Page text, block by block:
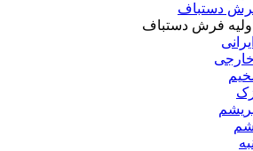
فرش دستباف
فرش دستباف